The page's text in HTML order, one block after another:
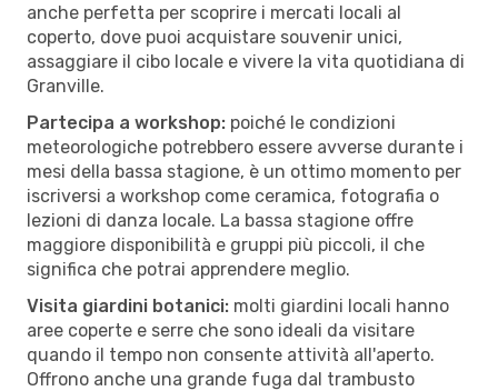
anche perfetta per scoprire i mercati locali al
coperto, dove puoi acquistare souvenir unici,
assaggiare il cibo locale e vivere la vita quotidiana di
Granville.
Partecipa a workshop: poiché le condizioni
meteorologiche potrebbero essere avverse durante i
mesi della bassa stagione, è un ottimo momento per
iscriversi a workshop come ceramica, fotografia o
lezioni di danza locale. La bassa stagione offre
maggiore disponibilità e gruppi più piccoli, il che
significa che potrai apprendere meglio.
Visita giardini botanici: molti giardini locali hanno
aree coperte e serre che sono ideali da visitare
quando il tempo non consente attività all'aperto.
Offrono anche una grande fuga dal trambusto